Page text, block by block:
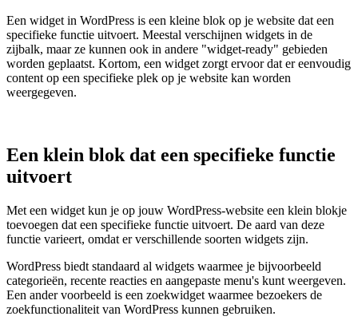
Een widget in WordPress is een kleine blok op je website dat een
specifieke functie uitvoert. Meestal verschijnen widgets in de
zijbalk, maar ze kunnen ook in andere "widget-ready" gebieden
worden geplaatst. Kortom, een widget zorgt ervoor dat er eenvoudig
content op een specifieke plek op je website kan worden
weergegeven.
Een klein blok dat een specifieke functie
uitvoert
Met een widget kun je op jouw WordPress-website een klein blokje
toevoegen dat een specifieke functie uitvoert. De aard van deze
functie varieert, omdat er verschillende soorten widgets zijn.
WordPress biedt standaard al widgets waarmee je bijvoorbeeld
categorieën, recente reacties en aangepaste menu's kunt weergeven.
Een ander voorbeeld is een zoekwidget waarmee bezoekers de
zoekfunctionaliteit van WordPress kunnen gebruiken.